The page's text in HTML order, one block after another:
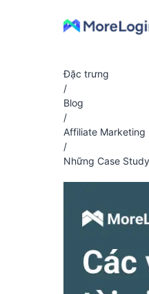
Đặc trưng
/
Blog
/
Affiliate Marketing
/
Những Case